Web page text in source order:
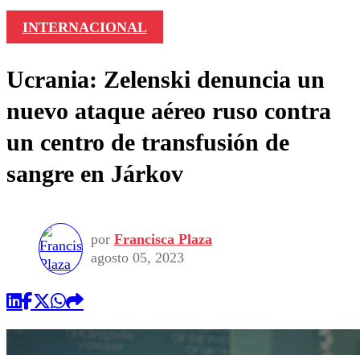
INTERNACIONAL
Ucrania: Zelenski denuncia un
nuevo ataque aéreo ruso contra
un centro de transfusión de
sangre en Járkov
por Francisca Plaza
agosto 05, 2023